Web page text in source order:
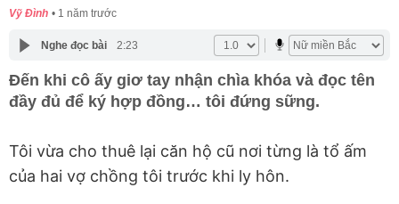
Vỹ Đình 1 năm trước
Nghe đọc bài 2:23
Đến khi cô ấy giơ tay nhận chìa khóa và đọc tên
đầy đủ để ký hợp đồng… tôi đứng sững.
Tôi vừa cho thuê lại căn hộ cũ nơi từng là tổ ấm
của hai vợ chồng tôi trước khi ly hôn.